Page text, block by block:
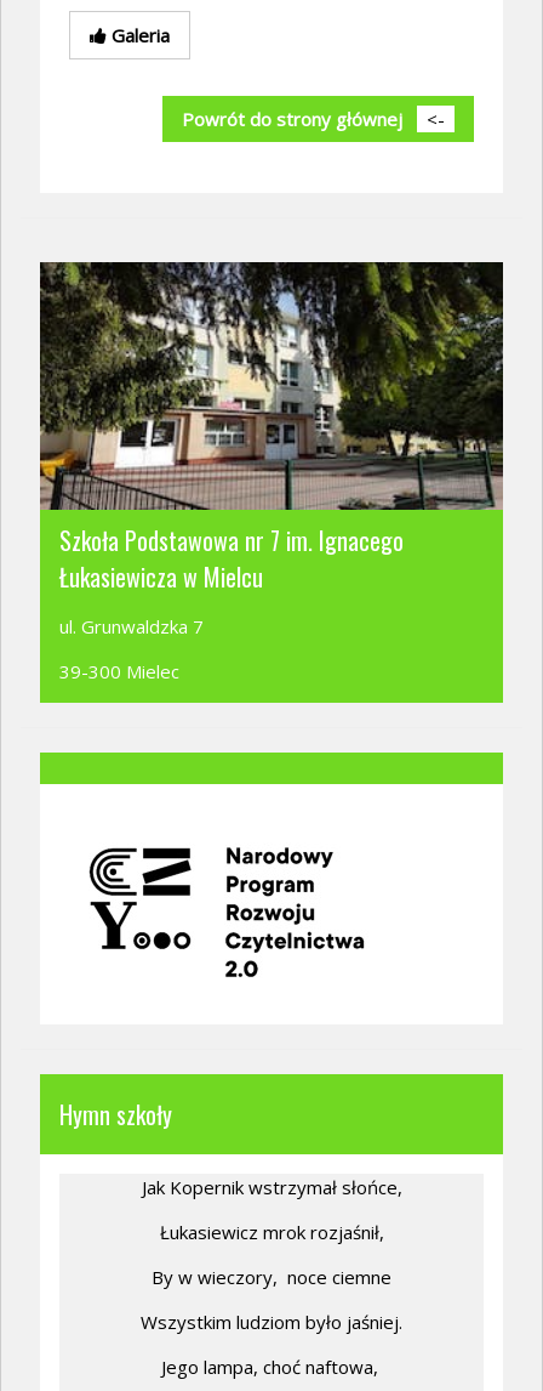
Galeria
Powrót do strony głównej <-
Szkoła Podstawowa nr 7 im. Ignacego
Łukasiewicza w Mielcu
ul. Grunwaldzka 7
39-300 Mielec
Hymn szkoły
Jak Kopernik wstrzymał słońce,
Łukasiewicz mrok rozjaśnił,
By w wieczory, noce ciemne
Wszystkim ludziom było jaśniej.
Jego lampa, choć naftowa,